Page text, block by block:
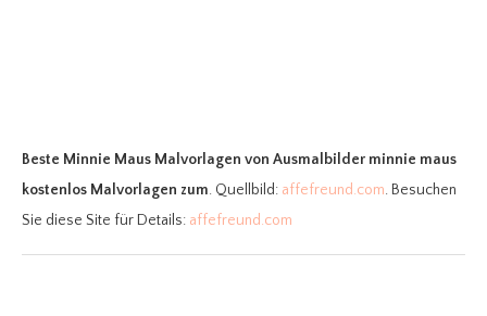
Beste Minnie Maus Malvorlagen von Ausmalbilder minnie maus
kostenlos Malvorlagen zum. Quellbild: affefreund.com. Besuchen
Sie diese Site für Details: affefreund.com